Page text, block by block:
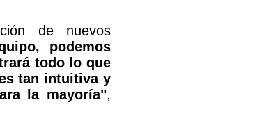
de nuevos
podemos
todo lo que
tan intuitiva y
la mayoría",